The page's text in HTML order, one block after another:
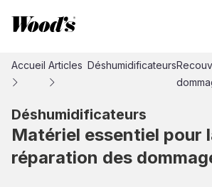
Accueil Articles Déshumidificateurs
Déshumidificateurs
Matériel essentiel pour
réparation des